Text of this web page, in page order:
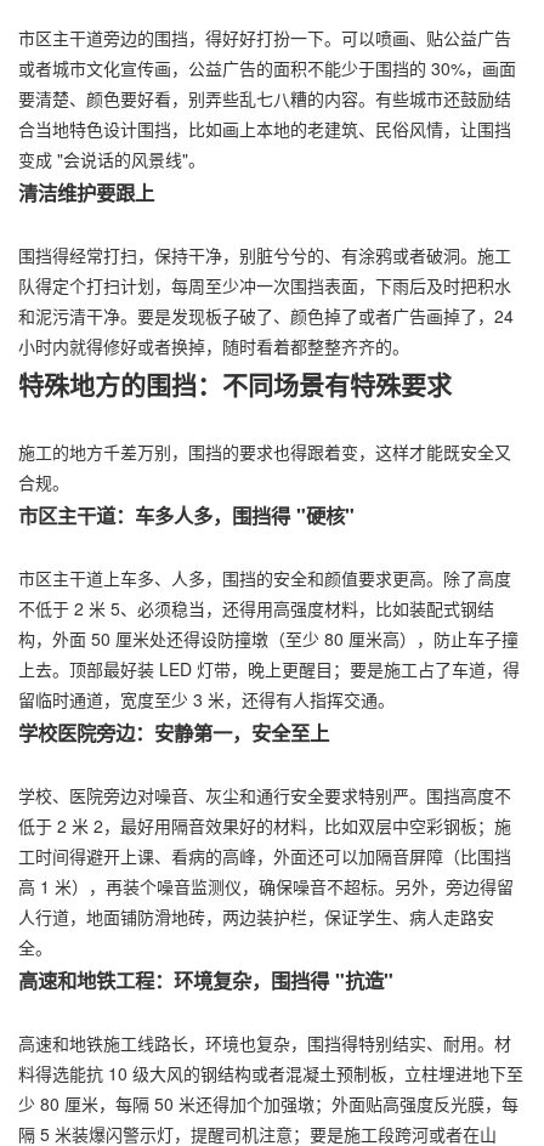
市区主干道旁边的围挡，得好好打扮一下。可以喷画、贴公益广告
或者城市文化宣传画，公益广告的面积不能少于围挡的 30%，画面
要清楚、颜色要好看，别弄些乱七八糟的内容。有些城市还鼓励结
合当地特色设计围挡，比如画上本地的老建筑、民俗风情，让围挡
变成 "会说话的风景线"。
清洁维护要跟上
围挡得经常打扫，保持干净，别脏兮兮的、有涂鸦或者破洞。施工
队得定个打扫计划，每周至少冲一次围挡表面，下雨后及时把积水
和泥污清干净。要是发现板子破了、颜色掉了或者广告画掉了，24
小时内就得修好或者换掉，随时看着都整整齐齐的。
特殊地方的围挡：不同场景有特殊要求
施工的地方千差万别，围挡的要求也得跟着变，这样才能既安全又
合规。
市区主干道：车多人多，围挡得 "硬核"
市区主干道上车多、人多，围挡的安全和颜值要求更高。除了高度
不低于 2 米 5、必须稳当，还得用高强度材料，比如装配式钢结
构，外面 50 厘米处还得设防撞墩（至少 80 厘米高），防止车子撞
上去。顶部最好装 LED 灯带，晚上更醒目；要是施工占了车道，得
留临时通道，宽度至少 3 米，还得有人指挥交通。
学校医院旁边：安静第一，安全至上
学校、医院旁边对噪音、灰尘和通行安全要求特别严。围挡高度不
低于 2 米 2，最好用隔音效果好的材料，比如双层中空彩钢板；施
工时间得避开上课、看病的高峰，外面还可以加隔音屏障（比围挡
高 1 米），再装个噪音监测仪，确保噪音不超标。另外，旁边得留
人行道，地面铺防滑地砖，两边装护栏，保证学生、病人走路安
全。
高速和地铁工程：环境复杂，围挡得 "抗造"
高速和地铁施工线路长，环境也复杂，围挡得特别结实、耐用。材
料得选能抗 10 级大风的钢结构或者混凝土预制板，立柱埋进地下至
少 80 厘米，每隔 50 米还得加个加强墩；外面贴高强度反光膜，每
隔 5 米装爆闪警示灯，提醒司机注意；要是施工段跨河或者在山